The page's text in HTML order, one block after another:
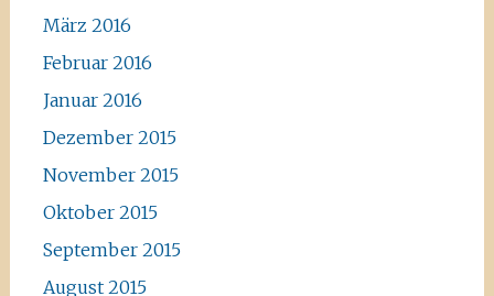
März 2016
Februar 2016
Januar 2016
Dezember 2015
November 2015
Oktober 2015
September 2015
August 2015